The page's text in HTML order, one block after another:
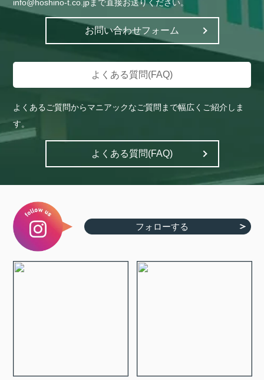
info@hoshino-t.co.jpまで直接お送りください。
お問い合わせフォーム
よくある質問(FAQ)
よくあるご質問からマニアックなご質問まで幅広くご紹介しま
す。
よくある質問(FAQ)
フォローする